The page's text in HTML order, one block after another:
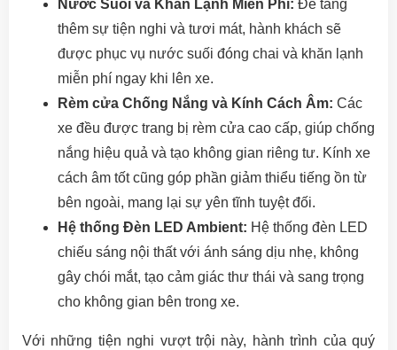
Nước Suối và Khăn Lạnh Miễn Phí: Để tăng
thêm sự tiện nghi và tươi mát, hành khách sẽ
được phục vụ nước suối đóng chai và khăn lạnh
miễn phí ngay khi lên xe.
Rèm cửa Chống Nắng và Kính Cách Âm: Các
xe đều được trang bị rèm cửa cao cấp, giúp chống
nắng hiệu quả và tạo không gian riêng tư. Kính xe
cách âm tốt cũng góp phần giảm thiểu tiếng ồn từ
bên ngoài, mang lại sự yên tĩnh tuyệt đối.
Hệ thống Đèn LED Ambient: Hệ thống đèn LED
chiếu sáng nội thất với ánh sáng dịu nhẹ, không
gây chói mắt, tạo cảm giác thư thái và sang trọng
cho không gian bên trong xe.
Với những tiện nghi vượt trội này, hành trình của quý